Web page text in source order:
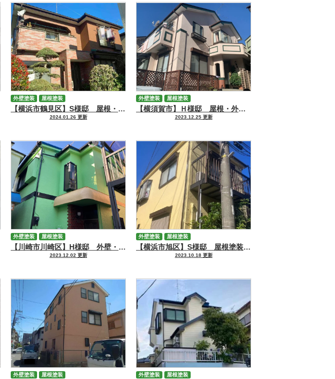
【横浜市鶴見区】S様邸 屋根・外壁塗装工事
2024.01.26 更新
外壁塗装 屋根塗装
【横須賀市】Ｈ様邸 屋根・外部塗装工事
2023.12.25 更新
外壁塗装 屋根塗装
【川崎市川崎区】H様邸 外壁・屋根塗装工事
2023.12.02 更新
外壁塗装 屋根塗装
【横浜市旭区】S様邸 屋根塗装・外壁塗装工事
2023.10.18 更新
外壁塗装 屋根塗装
外壁塗装 屋根塗装 外壁塗装 屋根塗装